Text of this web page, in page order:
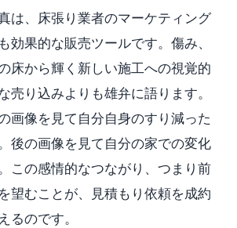
は、床張り業者のマーケティング
効果的な販売ツールです。傷み、
床から輝く新しい施工への視覚的
売り込みよりも雄弁に語ります。
画像を見て自分自身のすり減った
後の画像を見て自分の家での変化
この感情的なつながり、つまり前
望むことが、見積もり依頼を成約
るのです。